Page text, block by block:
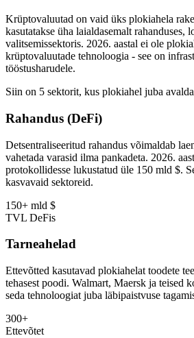
Krüptovaluutad on vaid üks plokiahela
kasutatakse üha laialdasemalt rahanduses,
valitsemissektoris. 2026. aastal ei ole
krüptovaluutade tehnoloogia - see on
tööstusharudele.
Siin on 5 sektorit, kus plokiahel juba
Rahandus (DeFi)
Detsentraliseeritud rahandus võimaldab
vahetada varasid ilma pankadeta. 2026.
protokollidesse lukustatud üle 150 mld $.
kasvavaid sektoreid.
150+ mld $
TVL DeFis
Tarneahelad
Ettevõtted kasutavad plokiahelat toodete
tehasest poodi. Walmart, Maersk ja teised
seda tehnoloogiat juba läbipaistvuse
300+
Ettevõtet